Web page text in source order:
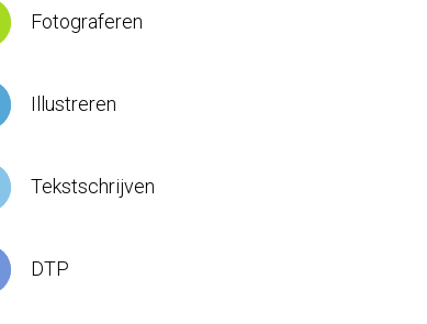
Fotograferen
Illustreren
Tekstschrijven
DTP